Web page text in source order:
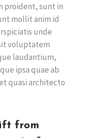
proident, sunt in
mollit anim id
unde
voluptatem
laudantium,
ipsa quae ab
quasi architecto
from